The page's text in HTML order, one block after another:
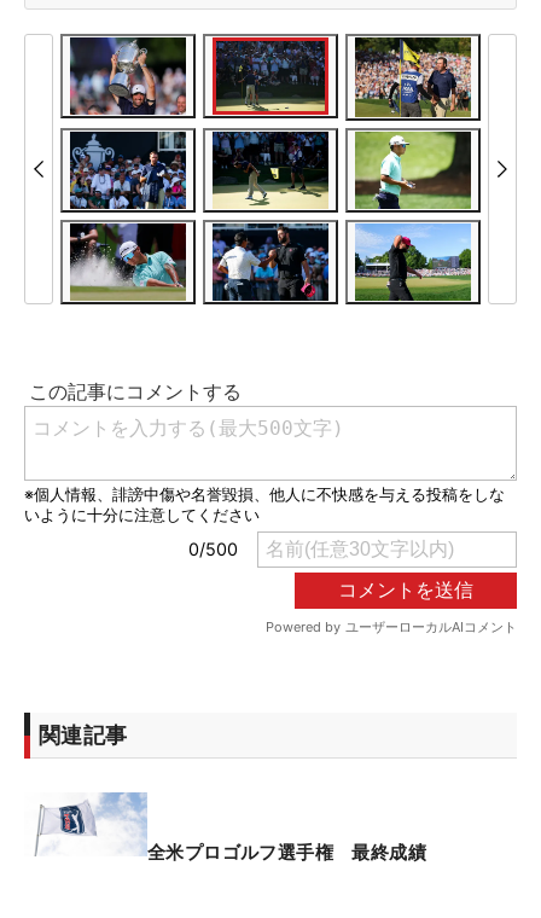
関連記事
全米プロゴルフ選手権 最終成績